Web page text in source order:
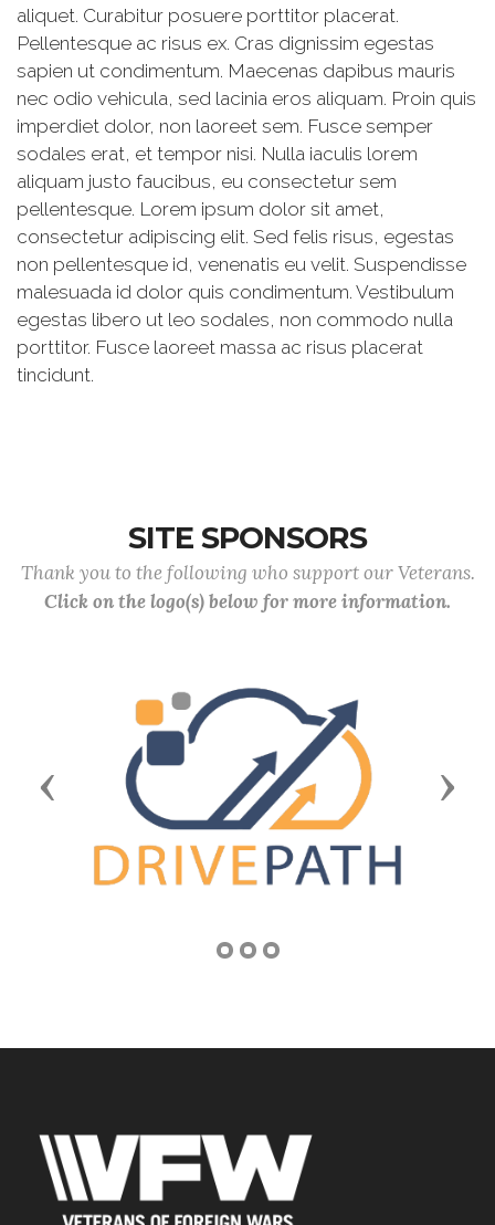
aliquet. Curabitur posuere porttitor placerat.
Pellentesque ac risus ex. Cras dignissim egestas
sapien ut condimentum. Maecenas dapibus mauris
nec odio vehicula, sed lacinia eros aliquam. Proin quis
imperdiet dolor, non laoreet sem. Fusce semper
sodales erat, et tempor nisi. Nulla iaculis lorem
aliquam justo faucibus, eu consectetur sem
pellentesque. Lorem ipsum dolor sit amet,
consectetur adipiscing elit. Sed felis risus, egestas
non pellentesque id, venenatis eu velit. Suspendisse
malesuada id dolor quis condimentum. Vestibulum
egestas libero ut leo sodales, non commodo nulla
porttitor. Fusce laoreet massa ac risus placerat
tincidunt.
SITE SPONSORS
Thank you to the following who support our Veterans.
Click on the logo(s) below for more information.
Previous Next